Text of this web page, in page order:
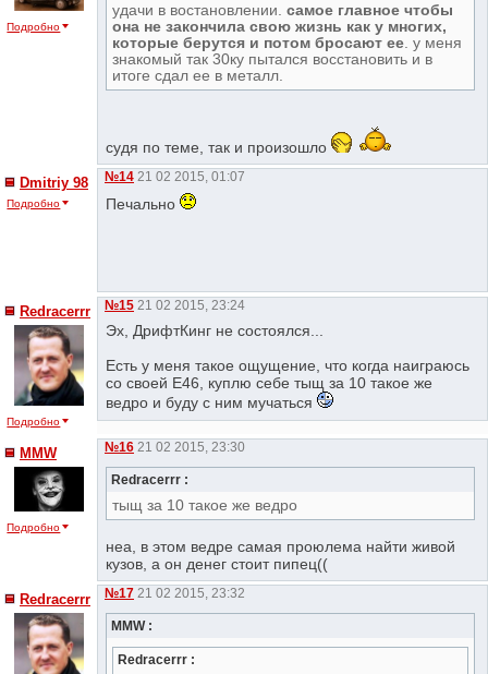
Подробно
удачи в востановлении.самое главное чтобы
она не закончила свою жизнь как у многих,
которые берутся и потом бросают ее . у меня
знакомый так 30ку пытался восстановить и в
итоге сдал ее в металл.
судя по теме, так и произошло
Dmitriy 98
Подробно
№14 21 02 2015, 01:07
Печально
Redracerrr
Подробно
№15 21 02 2015, 23:24
Эх, ДрифтКинг не состоялся...
Есть у меня такое ощущение, что когда наиграюсь
со своей Е46, куплю себе тыщ за 10 такое же
ведро и буду с ним мучаться
MMW
Подробно
№16 21 02 2015, 23:30
Redracerrr :
тыщ за 10 такое же ведро
неа, в этом ведре самая проюлема найти живой
кузов, а он денег стоит пипец((
Redracerrr №17 21 02 2015, 23:32
MMW :
Redracerrr :